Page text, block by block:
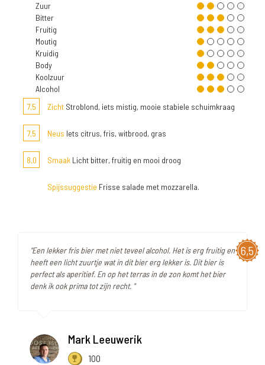
Zuur
Bitter
Fruitig
Moutig
Kruidig
Body
Koolzuur
Alcohol
7,5
Zicht Stroblond, iets mistig, mooie stabiele schuimkraag
7,5 Neus Iets citrus, fris, witbrood, gras
8,0 Smaak Licht bitter, fruitig en mooi droog
Spijssuggestie Frisse salade met mozzarella.
6,5
"Een lekker fris bier met niet teveel alcohol. Het is erg fruitig en
heeft een licht zuurtje wat in dit bier erg lekker is. Dit bier is
perfect als aperitief. En op het terras in de zon komt het bier
denk ik ook prima tot zijn recht. "
Mark Leeuwerik
100